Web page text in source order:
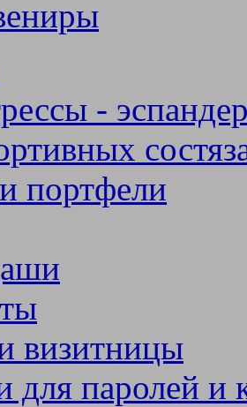
-
портфели
визитницы
паролей и